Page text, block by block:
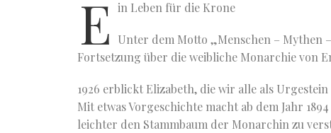
E in Leben für die Krone
Unter dem Motto „Menschen – Mythen
Fortsetzung über die weibliche Monarchie von
1926 erblickt Elizabeth, die wir alle als
Mit etwas Vorgeschichte macht ab dem Jahr
leichter den Stammbaum der Monarchin zu